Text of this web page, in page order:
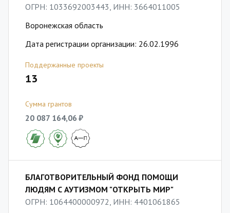
ОГРН: 1033692003443, ИНН: 3664011005
Воронежская область
Дата регистрации организации: 26.02.1996
Поддержанные проекты
13
Сумма грантов
20 087 164,06 ₽
БЛАГОТВОРИТЕЛЬНЫЙ ФОНД ПОМОЩИ
ЛЮДЯМ С АУТИЗМОМ "ОТКРЫТЬ МИР"
ОГРН: 1064400000972, ИНН: 4401061865